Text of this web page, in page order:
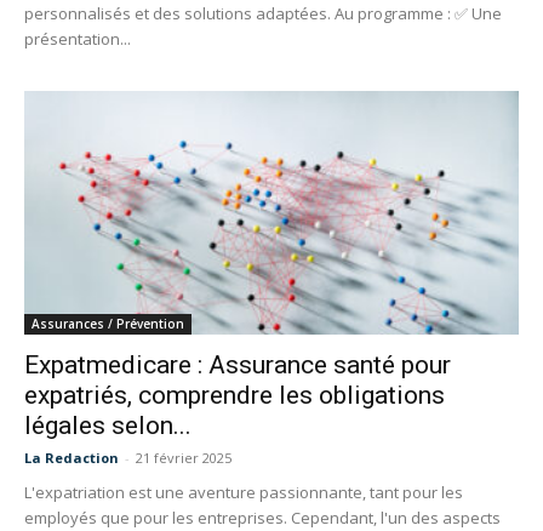
personnalisés et des solutions adaptées. Au programme : ✅ Une
présentation...
Assurances / Prévention
Expatmedicare : Assurance santé pour
expatriés, comprendre les obligations
légales selon...
La Redaction - 21 février 2025
L'expatriation est une aventure passionnante, tant pour les
employés que pour les entreprises. Cependant, l'un des aspects